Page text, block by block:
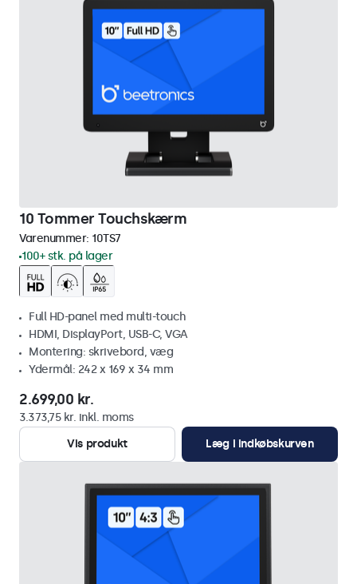
10 Tommer Touchskærm
Varenummer: 10TS7
100+ stk. på lager
Full HD-panel med multi-touch
HDMI, DisplayPort, USB-C, VGA
Montering: skrivebord, væg
Ydermål: 242 x 169 x 34 mm
2.699,00 kr.
3.373,75 kr. inkl. moms
Vis produkt
Læg i indkøbskurven